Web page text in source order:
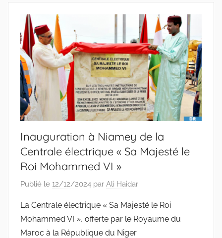
Inauguration à Niamey de la
Centrale électrique « Sa Majesté le
Roi Mohammed VI »
Publié le 12/12/2024 par Ali Haidar
La Centrale électrique « Sa Majesté le Roi
Mohammed VI », offerte par le Royaume du
Maroc à la République du Niger